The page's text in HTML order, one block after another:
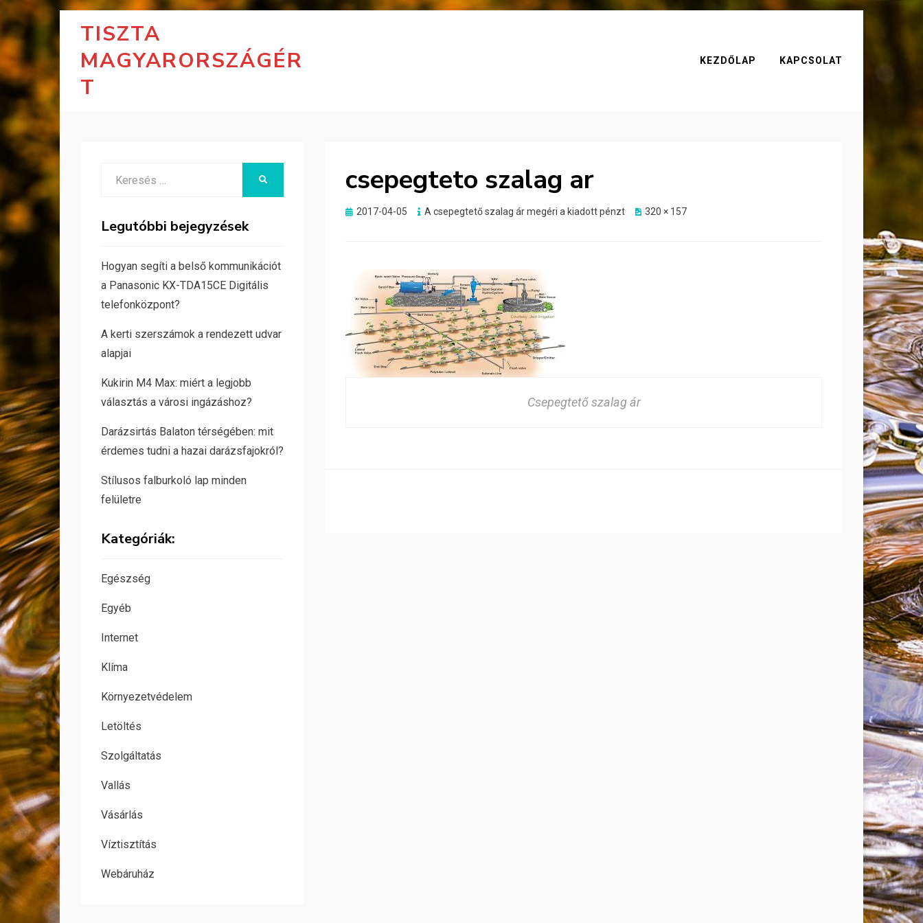
TISZTA
MAGYARORSZÁGÉR
T
KEZDŐLAP KAPCSOLAT
csepegteto szalag ar
Posted
2017-04-05 A csepegtető szalag ár megéri a kiadott pénzt 320 × 157
Csepegtető szalag ár
Legutóbbi bejegyzések
Hogyan segíti a belső kommunikációt
a Panasonic KX-TDA15CE Digitális
telefonközpont?
A kerti szerszámok a rendezett udvar
alapjai
Kukirin M4 Max: miért a legjobb
választás a városi ingázáshoz?
Darázsirtás Balaton térségében: mit
érdemes tudni a hazai darázsfajokról?
Stílusos falburkoló lap minden
felületre
Kategóriák:
Egészség
Egyéb
Internet
Klíma
Környezetvédelem
Letöltés
Szolgáltatás
Vallás
Vásárlás
Víztisztítás
Webáruház